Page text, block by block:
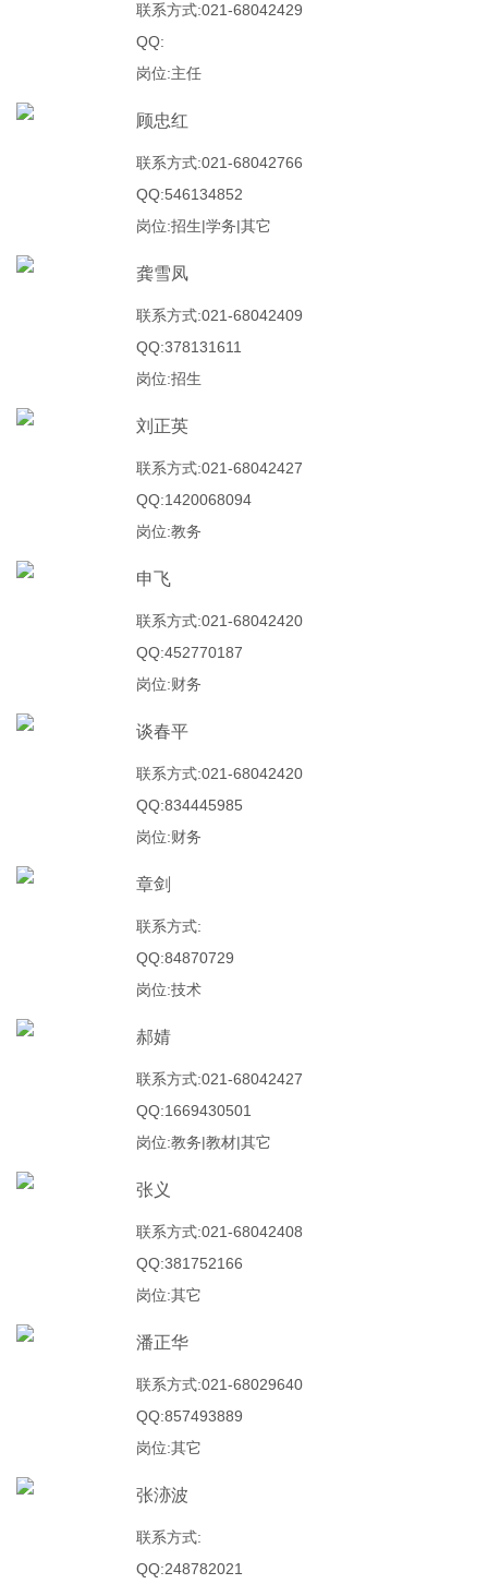
联系方式:021-68042429
QQ:
岗位:主任
顾忠红
联系方式:021-68042766
QQ:546134852
岗位:招生|学务|其它
龚雪凤
联系方式:021-68042409
QQ:378131611
岗位:招生
刘正英
联系方式:021-68042427
QQ:1420068094
岗位:教务
申飞
联系方式:021-68042420
QQ:452770187
岗位:财务
谈春平
联系方式:021-68042420
QQ:834445985
岗位:财务
章剑
联系方式:
QQ:84870729
岗位:技术
郝婧
联系方式:021-68042427
QQ:1669430501
岗位:教务|教材|其它
张义
联系方式:021-68042408
QQ:381752166
岗位:其它
潘正华
联系方式:021-68029640
QQ:857493889
岗位:其它
张洂波
联系方式:
QQ:248782021